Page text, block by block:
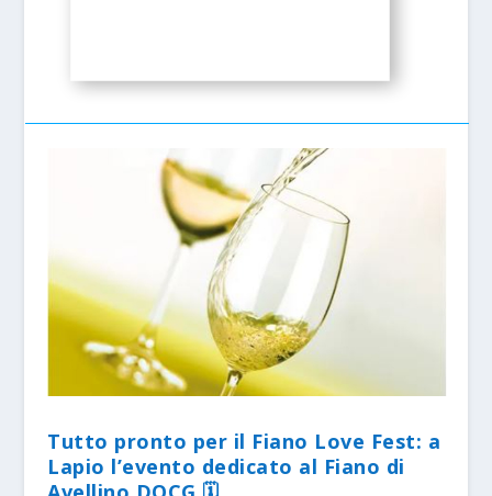
Tutto pronto per il Fiano Love Fest: a
Lapio l’evento dedicato al Fiano di